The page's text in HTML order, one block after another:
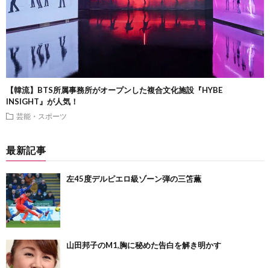
【韓流】BTS所属事務所がオープンした複合文化施設『HYBE
INSIGHT』が人気！
芸能・スポーツ
最新記事
左45度デルピエロ級ゾーン弾の三笘薫
山田邦子のM1,胸に秘めた告白を解き明かす